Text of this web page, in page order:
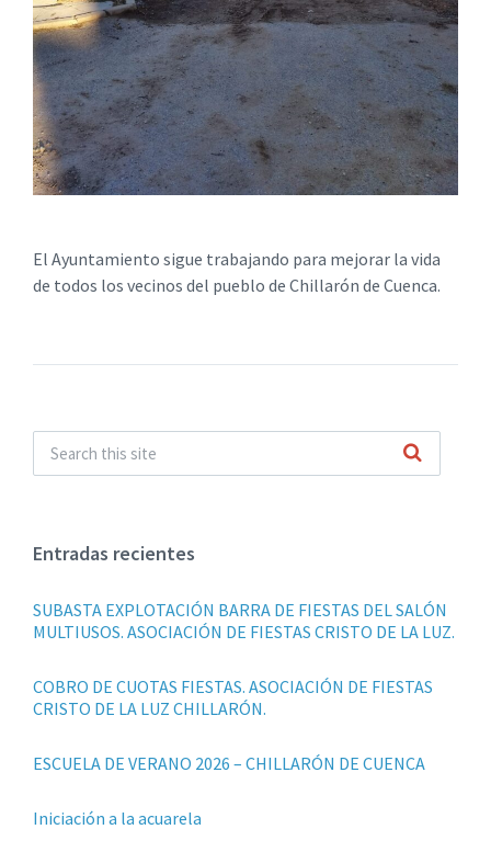
El Ayuntamiento sigue trabajando para mejorar la vida
de todos los vecinos del pueblo de Chillarón de Cuenca.
Entradas recientes
SUBASTA EXPLOTACIÓN BARRA DE FIESTAS DEL SALÓN
MULTIUSOS. ASOCIACIÓN DE FIESTAS CRISTO DE LA LUZ.
COBRO DE CUOTAS FIESTAS. ASOCIACIÓN DE FIESTAS
CRISTO DE LA LUZ CHILLARÓN.
ESCUELA DE VERANO 2026 – CHILLARÓN DE CUENCA
Iniciación a la acuarela